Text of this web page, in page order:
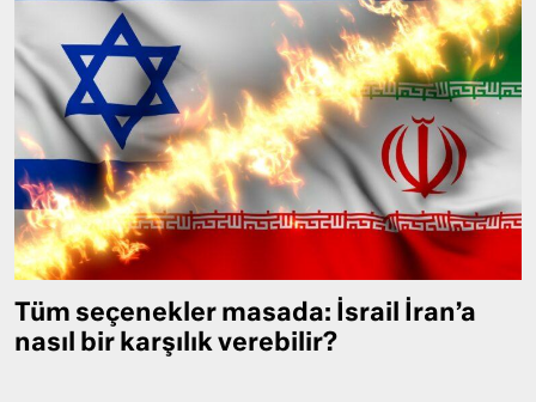
Tüm seçenekler masada: İsrail İran’a
nasıl bir karşılık verebilir?